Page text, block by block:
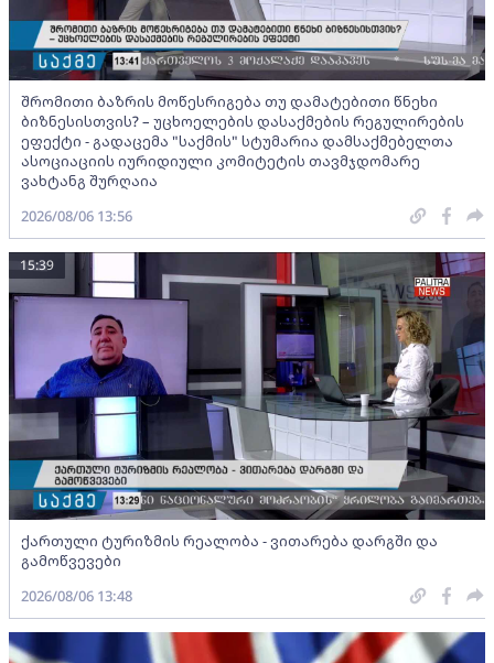
შრომითი ბაზრის მოწესრიგება თუ დამატებითი წნეხი
ბიზნესისთვის? – უცხოელების დასაქმების რეგულირების
ეფექტი - გადაცემა "საქმის" სტუმარია დამსაქმებელთა
ასოციაციის იურიდიული კომიტეტის თავმჯდომარე
ვახტანგ შურღაია
2026/08/06 13:56
ქართული ტურიზმის რეალობა - ვითარება დარგში და
გამოწვევები
15:39
2026/08/06 13:48